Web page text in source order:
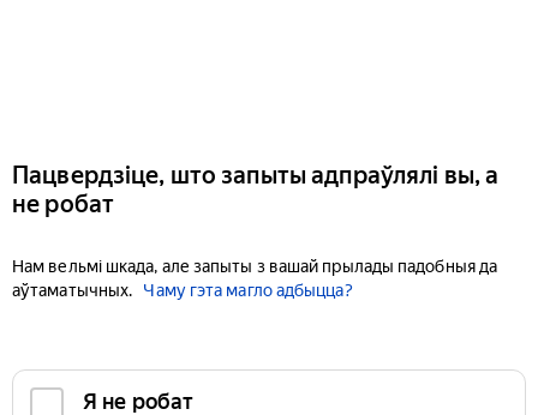
Пацвердзіце, што запыты адпраўлялі вы, а
не робат
Нам вельмі шкада, але запыты з вашай прылады падобныя да
аўтаматычных.
Чаму гэта магло адбыцца?
Я не робат